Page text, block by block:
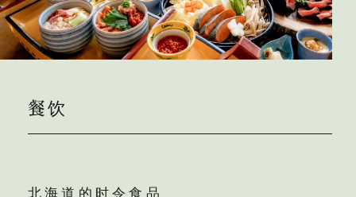
餐饮
北海道的时令食品